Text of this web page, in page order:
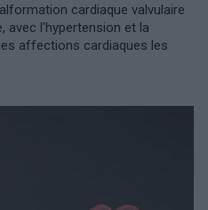
cardiaque valvulaire
avec l'hypertension et la
affections cardiaques les